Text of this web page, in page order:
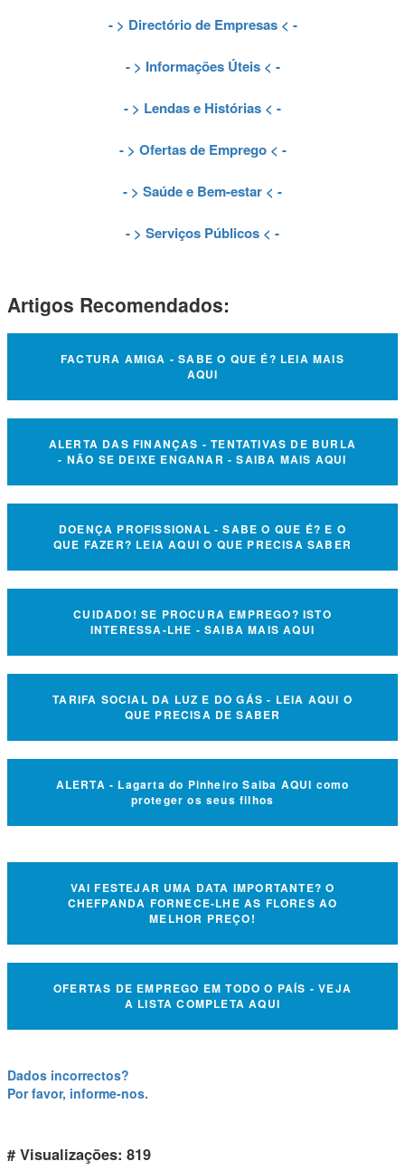
- > Directório de Empresas< -
- > Informações Úteis< -
- > Lendas e Histórias < -
- > Ofertas de Emprego< -
- > Saúde e Bem-estar < -
- > Serviços Públicos < -
Artigos Recomendados:
FACTURA AMIGA - SABE O QUE É? LEIA MAIS
AQUI
ALERTA DAS FINANÇAS - TENTATIVAS DE BURLA
- NÃO SE DEIXE ENGANAR - SAIBA MAIS AQUI
DOENÇA PROFISSIONAL - SABE O QUE É? E O
QUE FAZER? LEIA AQUI O QUE PRECISA SABER
CUIDADO! SE PROCURA EMPREGO? ISTO
INTERESSA-LHE - SAIBA MAIS AQUI
TARIFA SOCIAL DA LUZ E DO GÁS - LEIA AQUI O
QUE PRECISA DE SABER
ALERTA - Lagarta do Pinheiro Saiba AQUI como
proteger os seus filhos
VAI FESTEJAR UMA DATA IMPORTANTE? O
CHEFPANDA FORNECE-LHE AS FLORES AO
MELHOR PREÇO!
OFERTAS DE EMPREGO EM TODO O PAÍS - VEJA
A LISTA COMPLETA AQUI
Dados incorrectos?
Por favor, informe-nos.
# Visualizações: 819